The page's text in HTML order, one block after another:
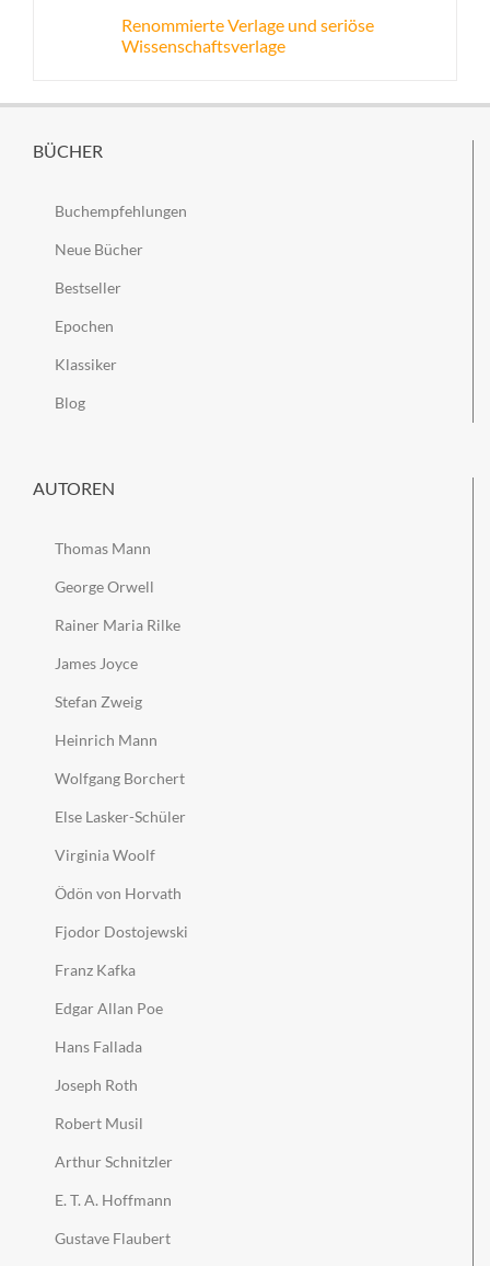
Renommierte Verlage und seriöse
Wissenschaftsverlage
BÜCHER
Buchempfehlungen
Neue Bücher
Bestseller
Epochen
Klassiker
Blog
AUTOREN
Thomas Mann
George Orwell
Rainer Maria Rilke
James Joyce
Stefan Zweig
Heinrich Mann
Wolfgang Borchert
Else Lasker-Schüler
Virginia Woolf
Ödön von Horvath
Fjodor Dostojewski
Franz Kafka
Edgar Allan Poe
Hans Fallada
Joseph Roth
Robert Musil
Arthur Schnitzler
E. T. A. Hoffmann
Gustave Flaubert